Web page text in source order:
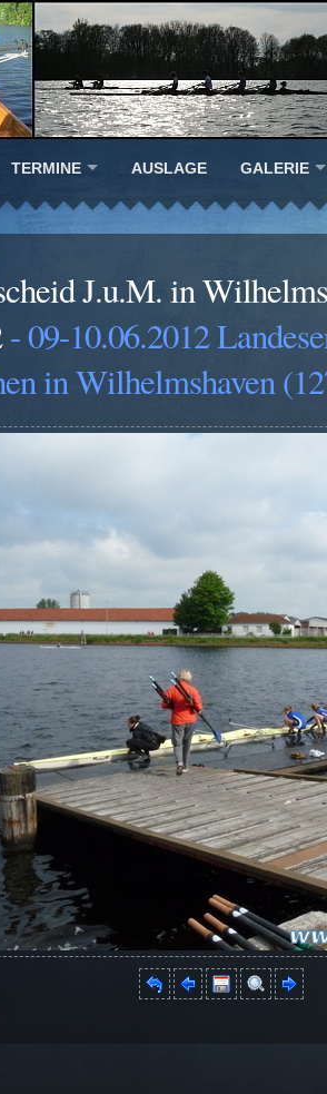
TERMINE AUSLAGE GALERIE
J.u.M. in
- 09-10.06.2012
in Wilhelmshaven